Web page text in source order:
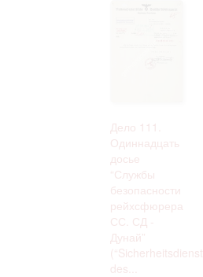
Дело 111.
Одиннадцать
досье
“Службы
безопасности
рейхсфюрера
СС. СД -
Дунай”
(“Sicherheitsdienst
des...